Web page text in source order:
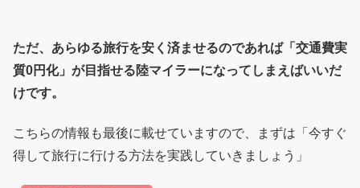
ただ、あらゆる旅行を安く済ませるのであれば「交通費実
質0円化」が目指せる陸マイラーになってしまえばいいだ
けです。
こちらの情報も最後に載せていますので、まずは「今すぐ
得して旅行に行ける方法を実践していきましょう」